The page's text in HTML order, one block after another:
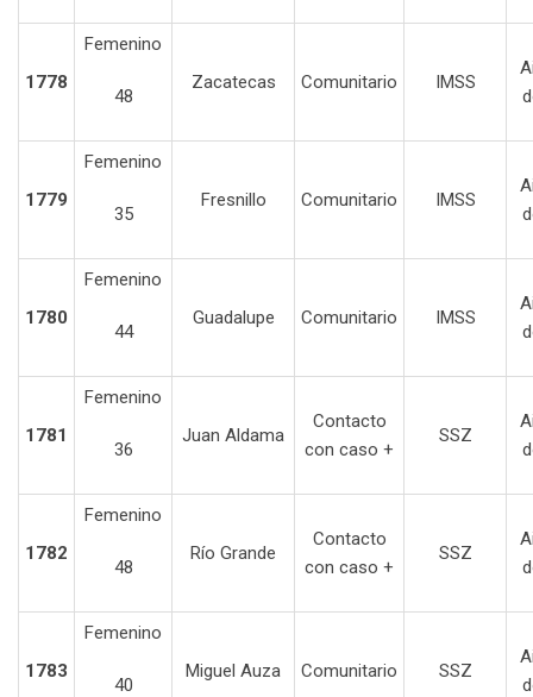
1778
Femenino
48
Zacatecas Comunitario IMSS
1779
Femenino
35
Fresnillo Comunitario IMSS
1780
Femenino
44
Guadalupe Comunitario IMSS
1781
Femenino
36
Juan Aldama
Contacto
con caso +
SSZ
1782
Femenino
48
Río Grande
Contacto
con caso +
SSZ
1783
Femenino
40
Miguel Auza Comunitario SSZ